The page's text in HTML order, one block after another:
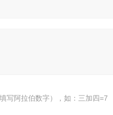
写阿拉伯数字），如：三加四=7